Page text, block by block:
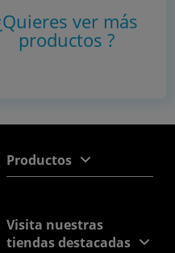
ver más
productos?
Productos
Visita nuestras
tiendas destacadas